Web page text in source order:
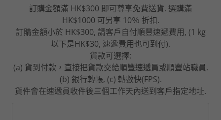
訂購金額滿 HK$300 即可尊享免費送貨. 選購滿
HK$1000 可另享 10％ 折扣.
訂購金額小於 HK$300, 請客戶自付順豐速遞費用, (1 kg
以下是HK$30, 速遞費用也可到付).
貨款可選擇:
(a) 貨到付款，直接把貨款交給順豐速遞員或順豐站職員.
(b) 銀行轉帳, (c) 轉數快(FPS).
貨件會在速遞員收件後三個工作天內送到客戶指定地址.